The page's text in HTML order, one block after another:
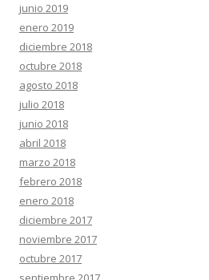
junio 2019
enero 2019
diciembre 2018
octubre 2018
agosto 2018
julio 2018
junio 2018
abril 2018
marzo 2018
febrero 2018
enero 2018
diciembre 2017
noviembre 2017
octubre 2017